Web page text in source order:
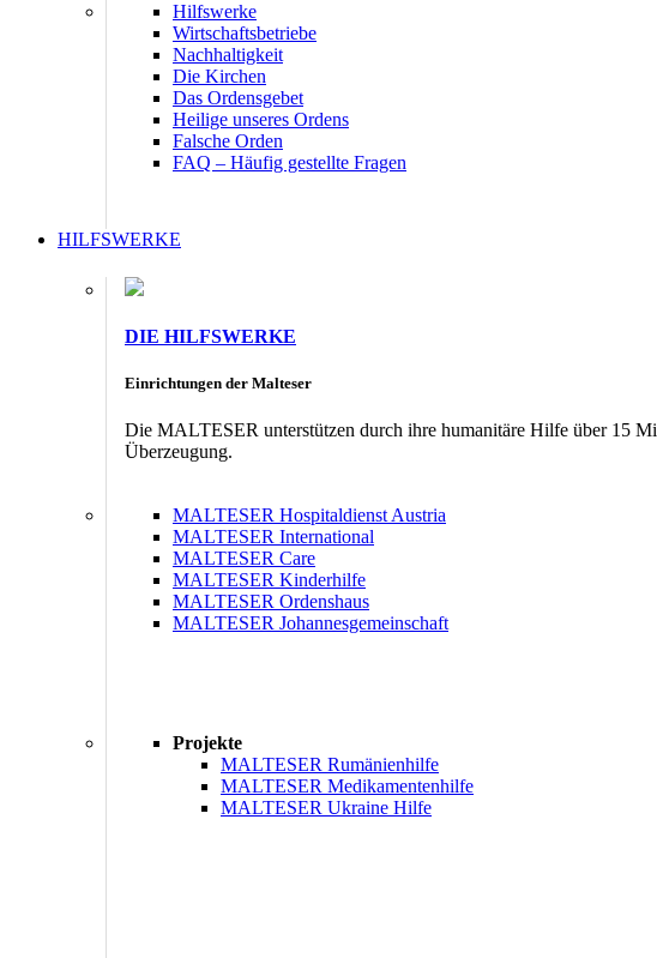
Hilfswerke
Wirtschaftsbetriebe
Nachhaltigkeit
Die Kirchen
Das Ordensgebet
Heilige unseres Ordens
Falsche Orden
FAQ – Häufig gestellte Fragen
HILFSWERKE
DIE HILFSWERKE
Einrichtungen der Malteser
Die MALTESER unterstützen durch ihre humanitäre Hilfe über 15
Überzeugung.
MALTESER Hospitaldienst Austria
MALTESER International
MALTESER Care
MALTESER Kinderhilfe
MALTESER Ordenshaus
MALTESER Johannesgemeinschaft
Projekte
MALTESER Rumänienhilfe
MALTESER Medikamentenhilfe
MALTESER Ukraine Hilfe